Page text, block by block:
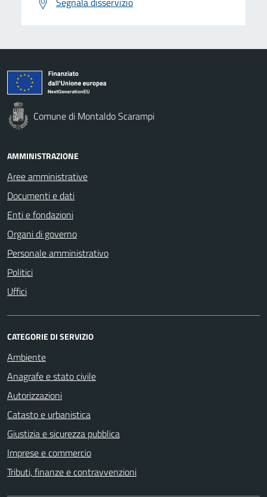
Comune di Montaldo Scarampi
AMMINISTRAZIONE
Aree amministrative
Documenti e dati
Enti e fondazioni
Organi di governo
Personale amministrativo
Politici
Uffici
CATEGORIE DI SERVIZIO
Ambiente
Anagrafe e stato civile
Autorizzazioni
Catasto e urbanistica
Giustizia e sicurezza pubblica
Imprese e commercio
Tributi, finanze e contravvenzioni